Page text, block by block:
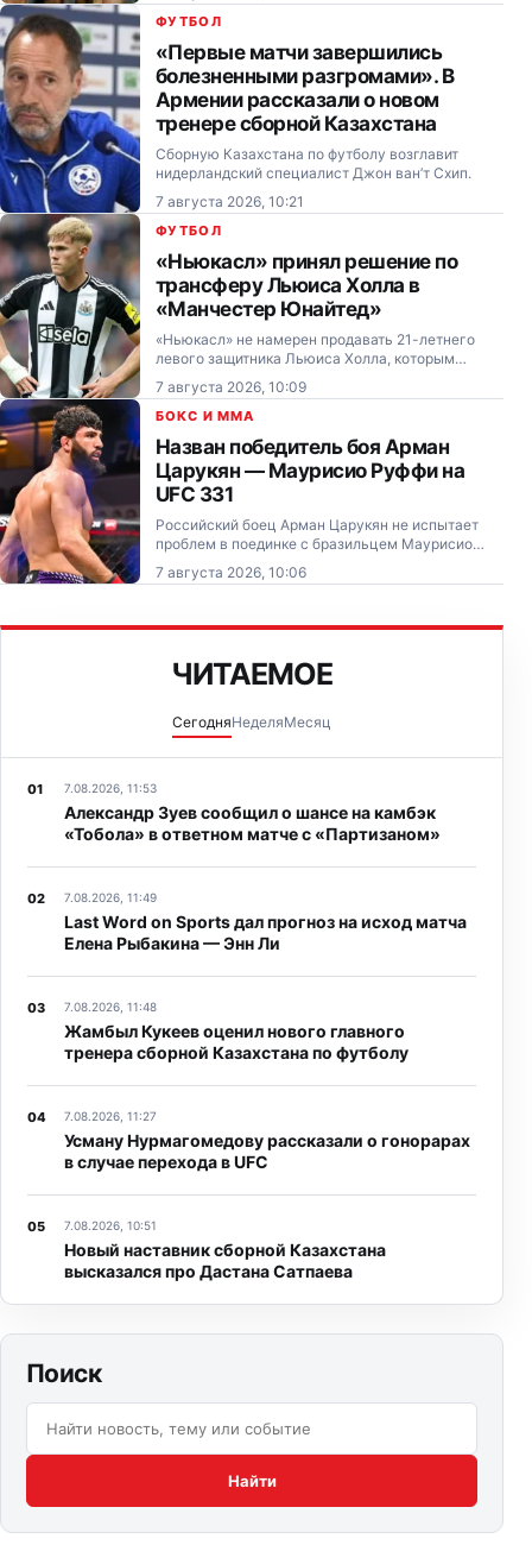
поражения от сербского «Партизана» (0:3) в
первом матче…
ФУТБОЛ
«Первые матчи завершились
болезненными разгромами». В
Армении рассказали о новом
тренере сборной Казахстана
Сборную Казахстана по футболу возглавит
нидерландский специалист Джон ван’т Схип.
7 августа 2026, 10:21
ФУТБОЛ
«Ньюкасл» принял решение по
трансферу Льюиса Холла в
«Манчестер Юнайтед»
«Ньюкасл» не намерен продавать 21-летнего
левого защитника Льюиса Холла, которым
интересуется «Манчестер Юнайтед».
7 августа 2026, 10:09
БОКС И MMA
Назван победитель боя Арман
Царукян — Маурисио Руффи на
UFC 331
Российский боец Арман Царукян не испытает
проблем в поединке с бразильцем Маурисио
Руффи, заявил экс‑чемпион Fight Nights Дмитрий
Бикрев.
7 августа 2026, 10:06
ЧИТАЕМОЕ
СегодняНеделяМесяц
7.08.2026, 11:53
Александр Зуев сообщил о шансе на камбэк
«Тобола» в ответном матче с «Партизаном»
7.08.2026, 11:49
Last Word on Sports дал прогноз на исход матча
Елена Рыбакина — Энн Ли
7.08.2026, 11:48
Жамбыл Кукеев оценил нового главного
тренера сборной Казахстана по футболу
7.08.2026, 11:27
Усману Нурмагомедову рассказали о гонорарах
в случае перехода в UFC
7.08.2026, 10:51
Новый наставник сборной Казахстана
высказался про Дастана Сатпаева
Поиск
Найти